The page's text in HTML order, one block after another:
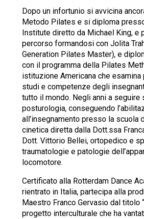
Dopo un infortunio si avvicina
Metodo Pilates e si diploma
Institute diretto da Michael King, e
percorso formandosi con Jolita
Generation Pilates Master), e
con il programma della Pilates
istituzione Americana che
studi e competenze degli
tutto il mondo. Negli anni a seguire
posturologia, conseguendo
all’insegnamento presso la scuola
cinetica diretta dalla Dott.ssa
Dott. Vittorio Bellei, ortopedico e
traumatologie e patologie
locomotore.
Certificato alla Rotterdam Dance
rientrato in Italia, partecipa alla
Maestro Franco Gervasio dal titolo
progetto interculturale che ha